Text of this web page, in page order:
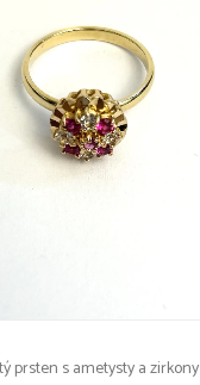
prsten s ametysty a zirkony